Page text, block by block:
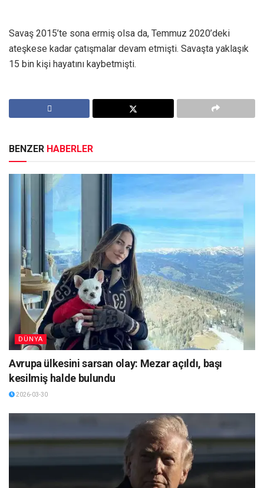
Savaş 2015’te sona ermiş olsa da, Temmuz 2020’deki
ateşkese kadar çatışmalar devam etmişti. Savaşta yaklaşık
15 bin kişi hayatını kaybetmişti.
BENZER HABERLER
DÜNYA
Avrupa ülkesini sarsan olay: Mezar açıldı, başı
kesilmiş halde bulundu
2026-03-30